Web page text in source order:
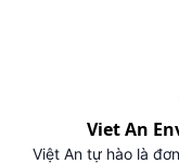
Viet An
Việt An tự hào là